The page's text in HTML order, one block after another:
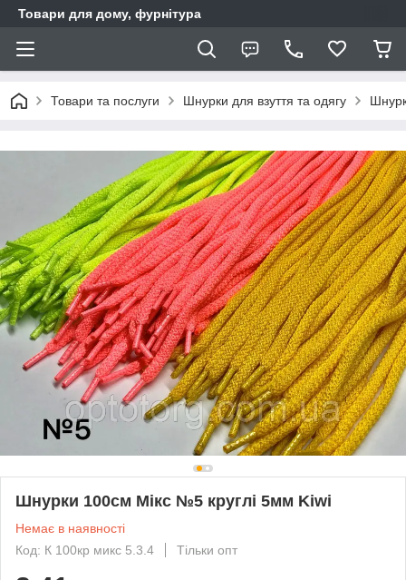
Товари для дому, фурнітура
Товари та послуги Шнурки для взуття та одягу
Шнурки 100см Мікс №5 круглі 5мм Kiwi
Немає в наявності
Код: К 100кр микс 5.3.4
Тільки опт